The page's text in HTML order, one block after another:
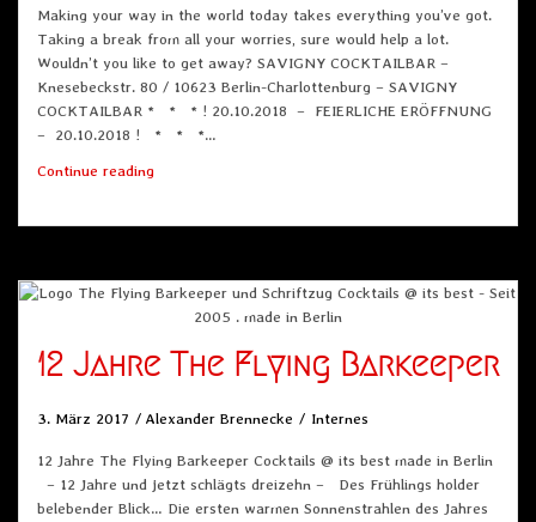
Making your way in the world today takes everything you’ve got.
Taking a break from all your worries, sure would help a lot.
Wouldn’t you like to get away? SAVIGNY COCKTAILBAR –
Knesebeckstr. 80 / 10623 Berlin-Charlottenburg – SAVIGNY
COCKTAILBAR * * * ! 20.10.2018 – FEIERLICHE ERÖFFNUNG
– 20.10.2018 ! * * *…
Continue reading
12 Jahre The Flying Barkeeper
3. März 2017 Alexander Brennecke Internes
12 Jahre The Flying Barkeeper Cocktails @ its best made in Berlin
– 12 Jahre und jetzt schlägts dreizehn – Des Frühlings holder
belebender Blick… Die ersten warmen Sonnenstrahlen des Jahres